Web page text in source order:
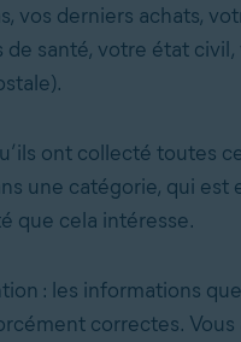
vos derniers achats,
de santé, votre état
ont collecté toutes
une catégorie, qui
que cela intéresse.
: les informations
correctes.